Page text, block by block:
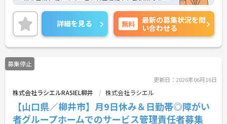
供を目指しています。各エリアで続々と新規開所を
している成長企業で働きませんか？ご興味のある方
には、面接対策ポイントなど、さらに詳細をお話し
いたしますのでお気軽にご相談ください！
詳細を見る 無料
最新の募集状況を問
い合わせる
募集停止
更新日：2026年06月16日
株式会社ラシエルRASIEL柳井 株式会社ラシエル
【山口県／柳井市】月9日休み＆日勤帯◎障がい
者グループホームでのサービス管理責任者募集